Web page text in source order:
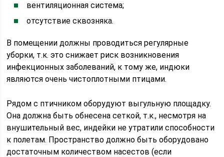
вентиляционная система;
отсутствие сквозняка.
В помещении должны проводиться регулярные
уборки, т.к. это снижает риск возникновения
инфекционных заболеваний, к тому же, индюки
являются очень чистоплотными птицами.
Рядом с птичником оборудуют выгульную площадку.
Она должна быть обнесена сеткой, т.к., несмотря на
внушительный вес, индейки не утратили способности
к полетам. Пространство должно быть оборудовано
достаточным количеством насестов (если